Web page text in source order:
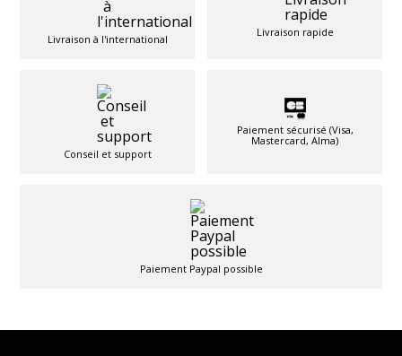
Livraison à l'international
Livraison rapide
Conseil et support
Paiement sécurisé (Visa,
Mastercard, Alma)
Paiement Paypal possible